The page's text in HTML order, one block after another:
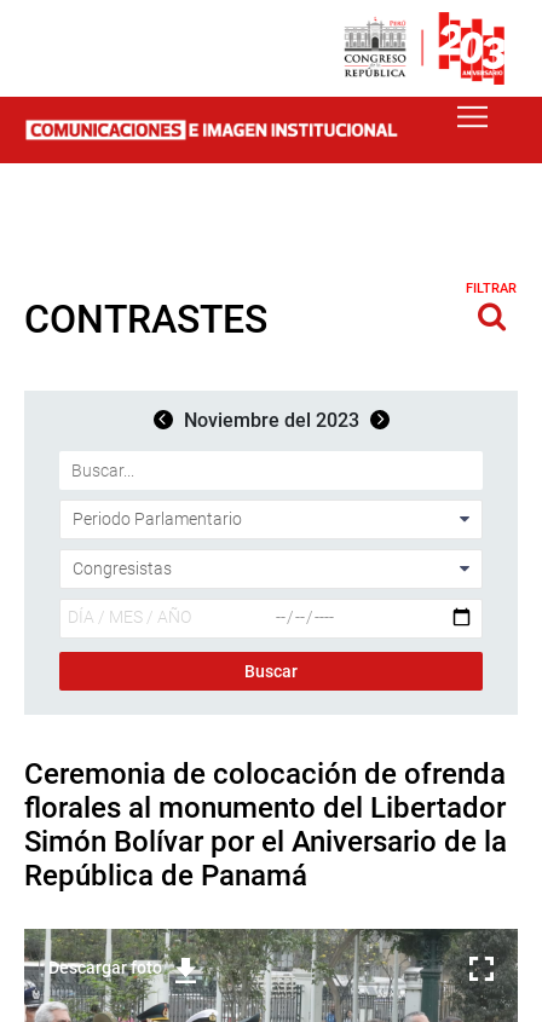
CONTRASTES
FILTRAR
Noviembre del 2023
Ceremonia de colocación de ofrenda
florales al monumento del Libertador
Simón Bolívar por el Aniversario de la
República de Panamá
Descargar foto